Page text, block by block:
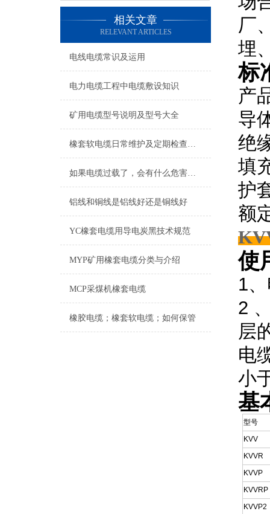
相关文章
RELEVANT ARTICLES
电线电缆常识及运用
电力电缆工程中电缆敷设知识
矿用电缆型号说明及型号大全
橡套软电缆日常维护及定期检查故障
如果电缆过载了，会有什么危害吗？
铝线和铜线是铝线好还是铜线好
YC橡套电缆用导电炭黑技术规范
MYP矿用橡套电缆分类与介绍
MCP采煤机橡套电缆
橡胶电缆；橡套软电缆；如何保管
厂
埋
标
产
导
绝
填
护
额
使
1
2
层
电
小
基
型号
KVV
KVVR
KVVP
KVVRP
KVVP2